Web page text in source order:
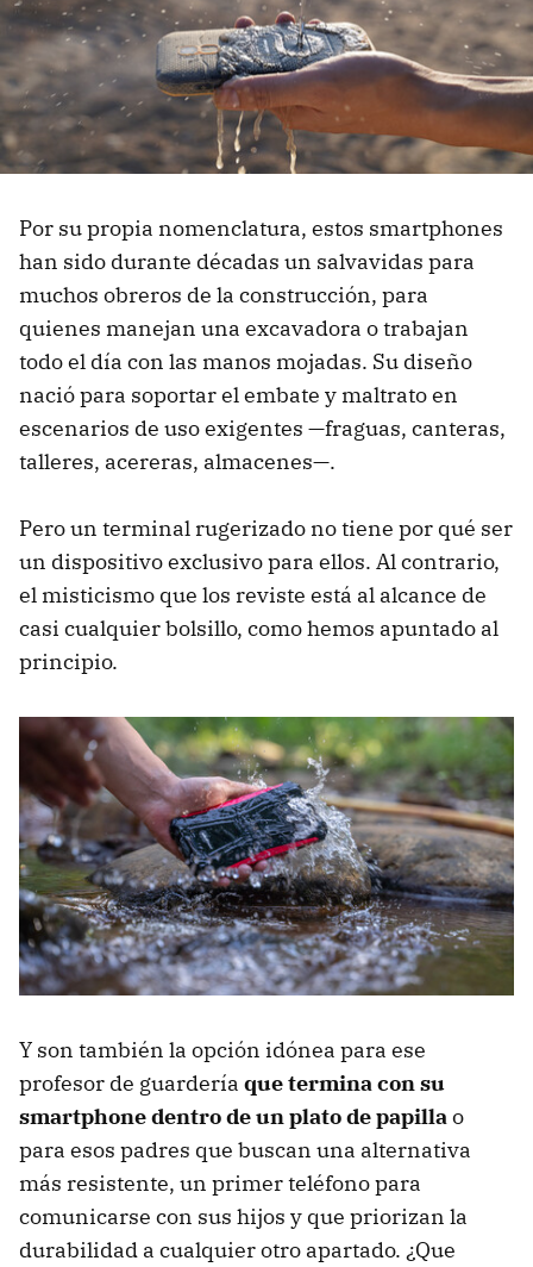
Por su propia nomenclatura, estos smartphones
han sido durante décadas un salvavidas para
muchos obreros de la construcción, para
quienes manejan una excavadora o trabajan
todo el día con las manos mojadas. Su diseño
nació para soportar el embate y maltrato en
escenarios de uso exigentes —fraguas, canteras,
talleres, acereras, almacenes—.
Pero un terminal rugerizado no tiene por qué ser
un dispositivo exclusivo para ellos. Al contrario,
el misticismo que los reviste está al alcance de
casi cualquier bolsillo, como hemos apuntado al
principio.
Y son también la opción idónea para ese
profesor de guardería que termina con su
smartphone dentro de un plato de papillao
para esos padres que buscan una alternativa
más resistente, un primer teléfono para
comunicarse con sus hijos y que priorizan la
durabilidad a cualquier otro apartado. ¿Que